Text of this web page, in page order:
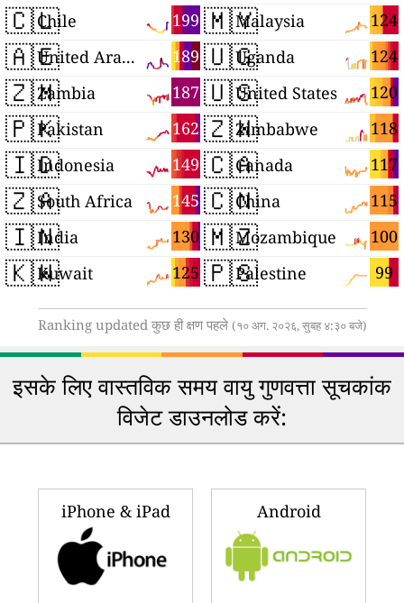
🇨🇱 199
Chile
🇦🇪 189
United Arab Emirates
🇿🇲 187
Zambia
🇵🇰 162
Pakistan
🇮🇩 149
Indonesia
🇿🇦 145
South Africa
🇮🇳 130
India
🇰🇼 125
Kuwait
🇲🇾 124
Malaysia
🇺🇬 124
Uganda
🇺🇸 120
United States
🇿🇼 118
Zimbabwe
🇨🇦 117
Canada
🇨🇳 115
China
🇲🇿 100
Mozambique
🇵🇸 99
Palestine
Ranking updated कुछ ही क्षण पहले (१० अग. २०२६, सुबह ४:३० बजे)
इसके लिए वास्तविक समय वायु गुणवत्ता सूचकांक
विजेट डाउनलोड करें:
iPhone & iPad Android